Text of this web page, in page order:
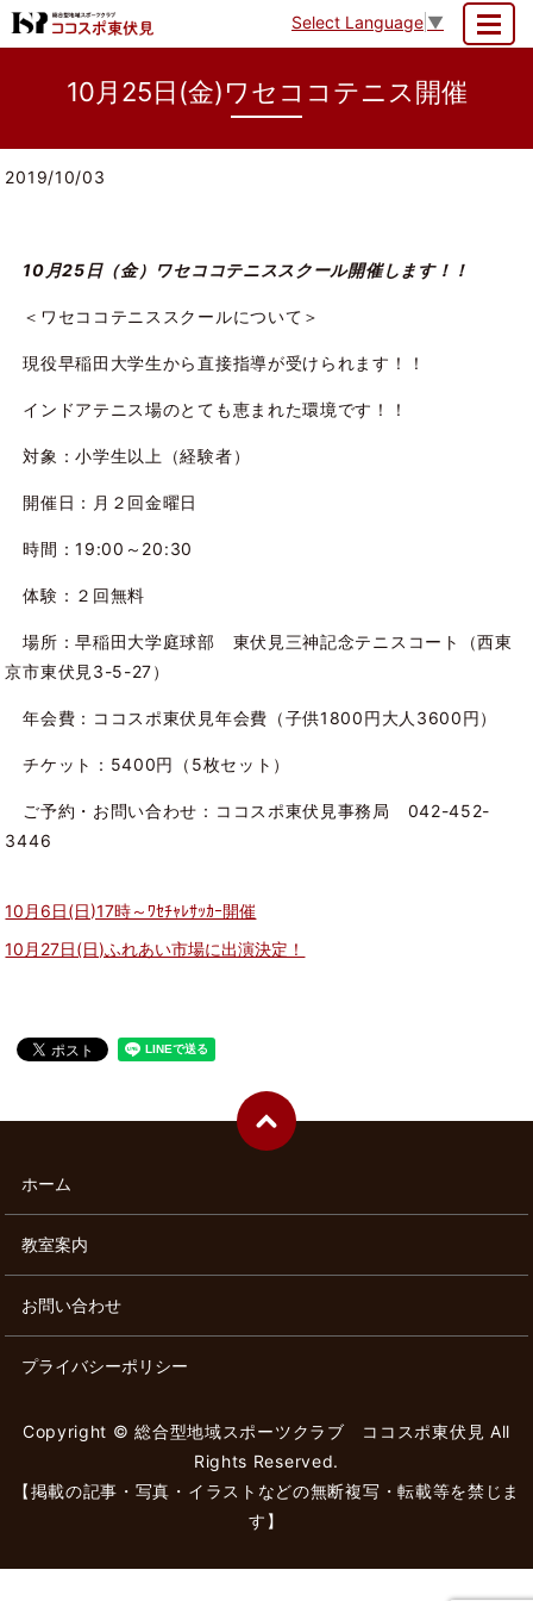
Select Language ▼
10月25日(金)ワセココテニス開催
2019/10/03
10月25日（金）ワセココテニススクール開催します！！
＜ワセココテニススクールについて＞
現役早稲田大学生から直接指導が受けられます！！
インドアテニス場のとても恵まれた環境です！！
対象：小学生以上（経験者）
開催日：月２回金曜日
時間：19:00～20:30
体験：２回無料
場所：早稲田大学庭球部 東伏見三神記念テニスコート（西東
京市東伏見3-5-27）
年会費：ココスポ東伏見年会費（子供1800円大人3600円）
チケット：5400円（5枚セット）
ご予約・お問い合わせ：ココスポ東伏見事務局 042-452-
3446
10月6日(日)17時～ﾜｾﾁｬﾚｻｯｶｰ開催
10月27日(日)ふれあい市場に出演決定！
ホーム
教室案内
お問い合わせ
プライバシーポリシー
Copyright © 総合型地域スポーツクラブ ココスポ東伏見 All
Rights Reserved.
【掲載の記事・写真・イラストなどの無断複写・転載等を禁じま
す】